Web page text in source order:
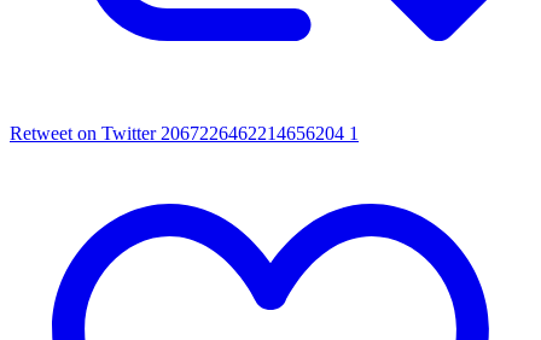
Retweet on Twitter 2067226462214656204 1